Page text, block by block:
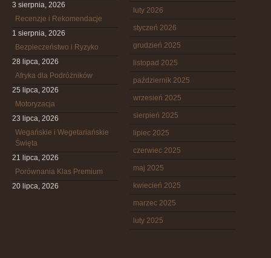
3 sierpnia, 2026
Recenzje i Rekomendacje
1 sierpnia, 2026
Bezpieczeństwo i Ryzyko
28 lipca, 2026
Afryka dla Podróżników
25 lipca, 2026
Motoryzacja
23 lipca, 2026
Wegańskie i Wegetariańskie
Święta
21 lipca, 2026
Porównania Klas Premium
20 lipca, 2026
luty 2026
styczeń 2026
grudzień 2025
listopad 2025
październik 2025
wrzesień 2025
sierpień 2025
lipiec 2025
czerwiec 2025
maj 2025
kwiecień 2025
marzec 2025
luty 2025